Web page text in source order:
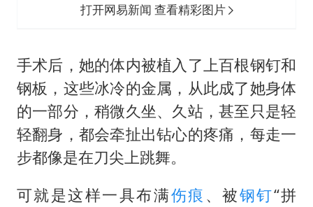
打开网易新闻 查看精彩图片
手术后，她的体内被植入了上百根钢钉和
钢板，这些冰冷的金属，从此成了她身体
的一部分，稍微久坐、久站，甚至只是轻
轻翻身，都会牵扯出钻心的疼痛，每走一
步都像是在刀尖上跳舞。
可就是这样一具布满伤痕 、被钢钉“拼